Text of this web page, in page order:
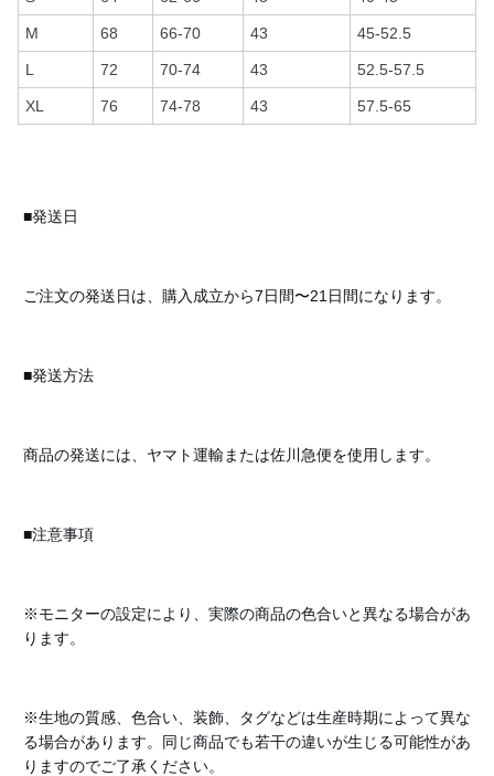
M 68 66-70 43 45-52.5
L 72 70-74 43 52.5-57.5
XL 76 74-78 43 57.5-65
■発送日
ご注文の発送日は、購入成立から7日間〜21日間になります。
■発送方法
商品の発送には、ヤマト運輸または佐川急便を使用します。
■注意事項
※モニターの設定により、実際の商品の色合いと異なる場合があ
ります。
※生地の質感、色合い、装飾、タグなどは生産時期によって異な
る場合があります。同じ商品でも若干の違いが生じる可能性があ
りますのでご了承ください。